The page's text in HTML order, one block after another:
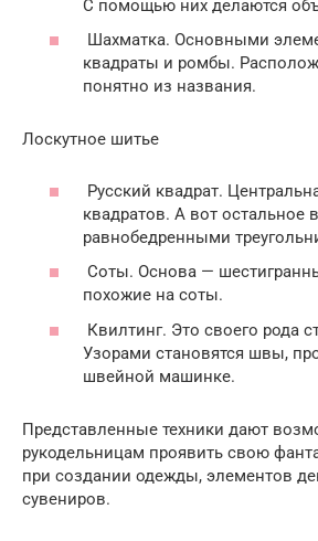
С помощью них делаются
Шахматка. Основными
квадраты и ромбы.
понятно из названия.
Лоскутное шитье
Русский квадрат.
квадратов. А вот остальное
равнобедренными
Соты. Основа —
похожие на соты.
Квилтинг. Это своего рода
Узорами становятся швы,
швейной машинке.
Представленные техники дают
рукодельницам проявить свою
при создании одежды, элементов
сувениров.